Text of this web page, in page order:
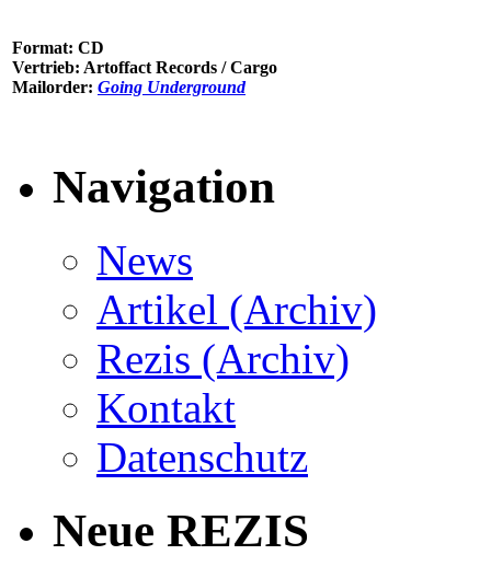
Format: CD
Vertrieb: Artoffact Records / Cargo
Mailorder: Going Underground
Navigation
News
Artikel (Archiv)
Rezis (Archiv)
Kontakt
Datenschutz
Neue REZIS